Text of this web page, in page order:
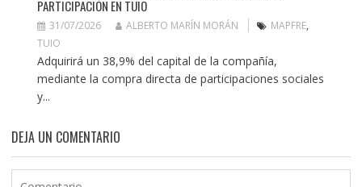
PARTICIPACIÓN EN TUIO
31/07/2026 ALBERTO MARÍN MORÁN MAPFRE,
TUIO
Adquirirá un 38,9% del capital de la compañía,
mediante la compra directa de participaciones sociales
y...
DEJA UN COMENTARIO